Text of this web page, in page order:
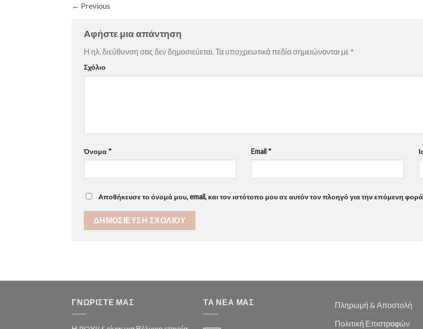
← Previous
Αφήστε μια απάντηση
Η ηλ. διεύθυνση σας δεν δημοσιεύεται.Τα υποχρεωτικά πεδία σημειώνονται με *
Σχόλιο
Όνομα * Email *
Αποθήκευσε το όνομά μου, email, και τον ιστότοπο μου σε αυτόν τον πλοηγό για την επόμενη
ΓΝΩΡΙΣΤΕ ΜΑΣ ΤΑ ΝΕΑ ΜΑΣ
Πληρωμή & Αποστολή
Πολιτική Επιστροφών